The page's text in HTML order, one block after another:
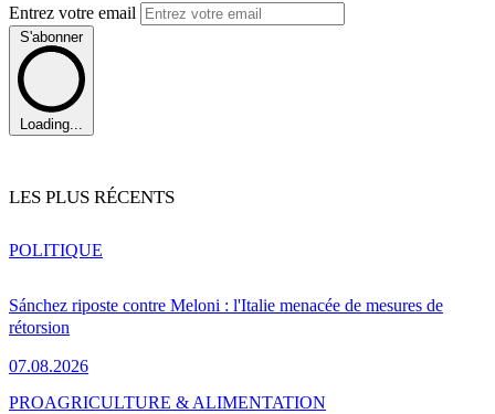
Entrez votre email
S'abonner
Loading...
LES PLUS RÉCENTS
Sánchez riposte contre Meloni : l'Italie menacée de mesures de
rétorsion
07.08.2026
POLITIQUE
PROAGRICULTURE & ALIMENTATION